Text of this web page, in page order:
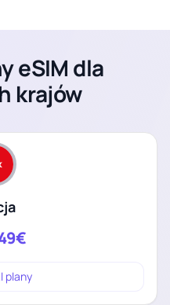
eSIM dla
krajów
plany